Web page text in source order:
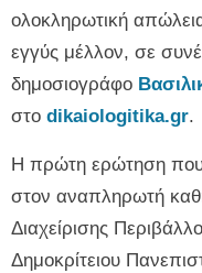
ολοκληρωτική
εγγύς μέλλον, σε
δημοσιογράφο
στο dikaiologitika.gr.
Η πρώτη ερώτηση που
στον αναπληρωτή
Διαχείρισης
Δημοκρίτειου